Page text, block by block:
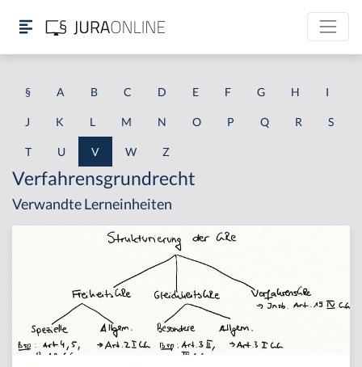
§ A B C D E F G H I
J K L M N O P Q R S
T U V W Z
Verfahrensgrundrecht
Verwandte Lerneinheiten